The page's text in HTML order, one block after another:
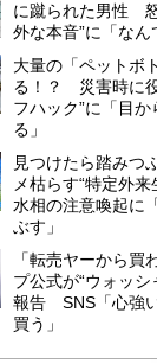
に蹴られた男性
外な本音”に「なん
大量の「ペットボ
る！？ 災害時に
フハック”に「目
る」
見つけたら踏みつ
メ枯らす“特定外
水相の注意喚起に
ぶす」
「転売ヤーから買
プ公式が“ウォッ
報告 SNS「心強
買う」